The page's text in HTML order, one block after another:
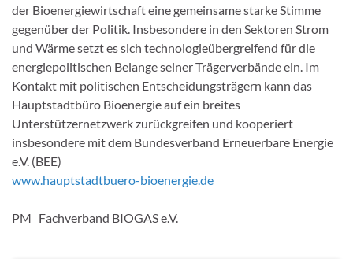
der Bioenergiewirtschaft eine gemeinsame starke Stimme
gegenüber der Politik. Insbesondere in den Sektoren Strom
und Wärme setzt es sich technologieübergreifend für die
energiepolitischen Belange seiner Trägerverbände ein. Im
Kontakt mit politischen Entscheidungsträgern kann das
Hauptstadtbüro Bioenergie auf ein breites
Unterstützernetzwerk zurückgreifen und kooperiert
insbesondere mit dem Bundesverband Erneuerbare Energie
e.V. (BEE)
www.hauptstadtbuero-bioenergie.de
PM Fachverband BIOGAS e.V.